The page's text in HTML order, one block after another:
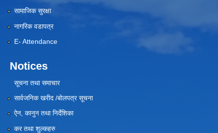
सामाजिक सुरक्षा
नागरिक वडापत्र
E- Attendance
Notices
सूचना तथा समाचार
सार्वजनिक खरीद /बोलपत्र सूचना
ऐन, कानुन तथा निर्देशिका
कर तथा शुल्कहरु